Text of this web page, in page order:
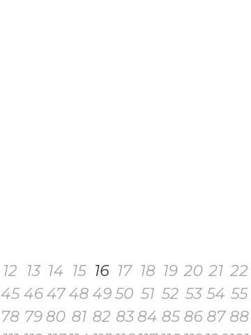
12 13 14 15 16 17 18 19 20 21 22
45 46 474849 50 51 52 53 54 55
78 79 80 81 82 83 84 85 86 87 88